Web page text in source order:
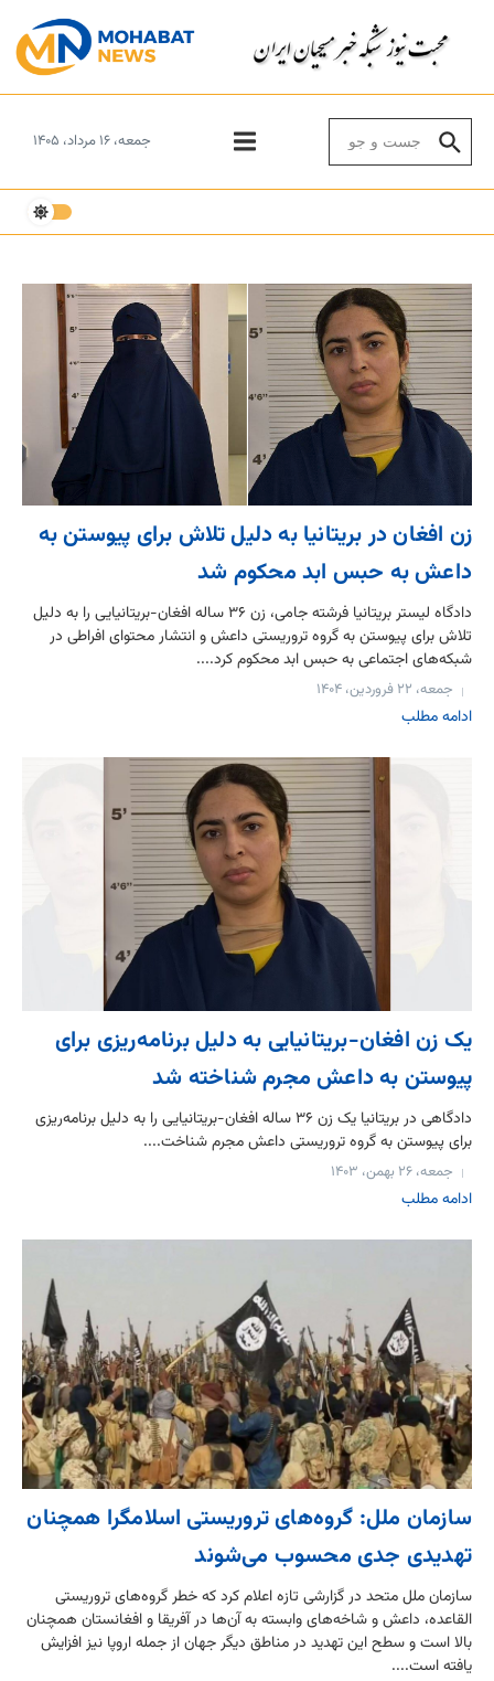
جمعه، ۱۶ مرداد، ۱۴۰۵
زن افغان در بریتانیا به دلیل تلاش برای پیوستن به
داعش به حبس ابد محکوم شد
دادگاه لیستر بریتانیا فرشته جامی، زن ۳۶ ساله افغان-بریتانیایی را به دلیل
تلاش برای پیوستن به گروه تروریستی داعش و انتشار محتوای افراطی در
شبکه‌های اجتماعی به حبس ابد محکوم کرد....
جمعه، ۲۲ فروردین، ۱۴۰۴
ادامه مطلب
یک زن افغان-بریتانیایی به دلیل برنامه‌ریزی برای
پیوستن به داعش مجرم شناخته شد
دادگاهی در بریتانیا یک زن ۳۶ ساله افغان-بریتانیایی را به دلیل برنامه‌ریزی
برای پیوستن به گروه تروریستی داعش مجرم شناخت....
جمعه، ۲۶ بهمن، ۱۴۰۳
ادامه مطلب
سازمان ملل: گروه‌های تروریستی اسلامگرا همچنان
تهدیدی جدی محسوب می‌شوند
سازمان ملل متحد در گزارشی تازه اعلام کرد که خطر گروه‌های تروریستی
القاعده، داعش و شاخه‌های وابسته به آن‌ها در آفریقا و افغانستان همچنان
بالا است و سطح این تهدید در مناطق دیگر جهان از جمله اروپا نیز افزایش
یافته است....